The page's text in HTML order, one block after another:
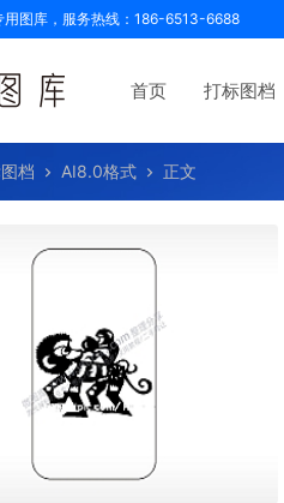
用图库，服务热线：186-6513-6688
首页 打标图档
档 AI8.0格式 正文